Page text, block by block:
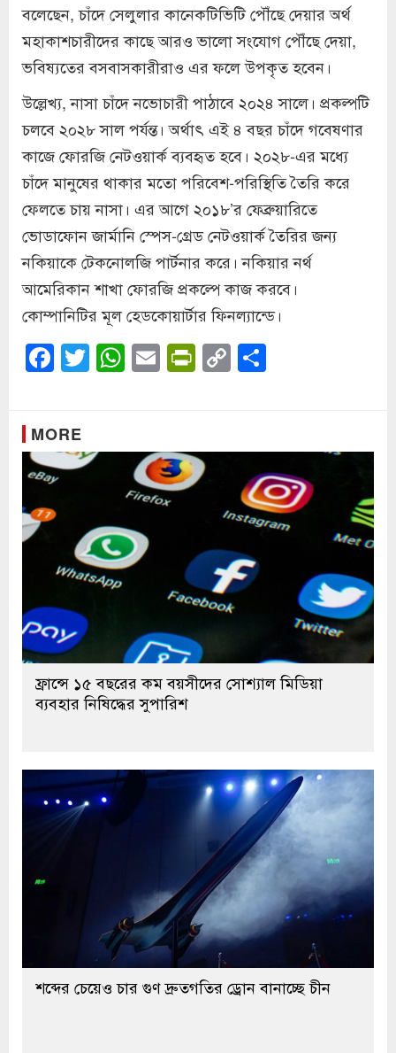
বলেছেন, চাঁদে সেলুলার কানেকটিভিটি পৌঁছে দেয়ার অর্থ
মহাকাশচারীদের কাছে আরও ভালো সংযোগ পৌঁছে দেয়া,
ভবিষ্যতের বসবাসকারীরাও এর ফলে উপকৃত হবেন।
উল্লেখ্য, নাসা চাঁদে নভোচারী পাঠাবে ২০২৪ সালে। প্রকল্পটি
চলবে ২০২৮ সাল পর্যন্ত। অর্থাৎ এই ৪ বছর চাঁদে গবেষণার
কাজে ফোরজি নেটওয়ার্ক ব্যবহৃত হবে। ২০২৮-এর মধ্যে
চাঁদে মানুষের থাকার মতো পরিবেশ-পরিস্থিতি তৈরি করে
ফেলতে চায় নাসা। এর আগে ২০১৮’র ফেব্রুয়ারিতে
ভোডাফোন জার্মানি স্পেস-গ্রেড নেটওয়ার্ক তৈরির জন্য
নকিয়াকে টেকনোলজি পার্টনার করে। নকিয়ার নর্থ
আমেরিকান শাখা ফোরজি প্রকল্পে কাজ করবে।
কোম্পানিটির মূল হেডকোয়ার্টার ফিনল্যান্ডে।
Facebook
Twitter
WhatsApp
EmailPrintFriendly
Copy
Link
MORE
ফ্রান্সে ১৫ বছরের কম বয়সীদের সোশ্যাল মিডিয়া
ব্যবহার নিষিদ্ধের সুপারিশ
শব্দের চেয়েও চার গুণ দ্রুতগতির ড্রোন বানাচ্ছে চীন